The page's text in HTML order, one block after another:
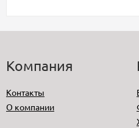
Компания
Контакты
О компании